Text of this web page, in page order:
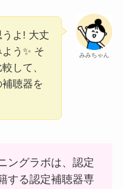
みみちゃん
よ! 大丈
う✨ そ
して、
聴器を
ングラボは、認定
する認定補聴器専